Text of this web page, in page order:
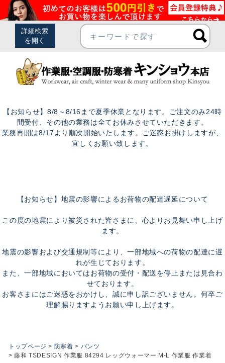
【お知らせ】8/8～8/16まで夏季休業となります。ご注文のみ24時
間受付、その他の業務は全てお休みさせていただきます。
業務再開は8/17より順次開始いたします。ご迷惑お掛けしますが、
宜しくお願い致します。
【お知らせ】地震の影響によるお荷物の配達遅延について
この度の地震により被災された皆さまに、心よりお見舞い申し上げ
ます。
地震の影響および交通規制等により、一部地域への荷物の配達に遅
れが生じております。
また、一部地域においてはお荷物の受付・配送を停止または見合わ
せております。
お客さまにはご迷惑をおかけし、誠に申し訳ございません。何卒ご
理解賜りますようお願い申し上げます。
トップページ 防寒着
パンツ
藤和 TSDESIGN 作業服 84294 レッグウォーマー M-L 作業服 作業着